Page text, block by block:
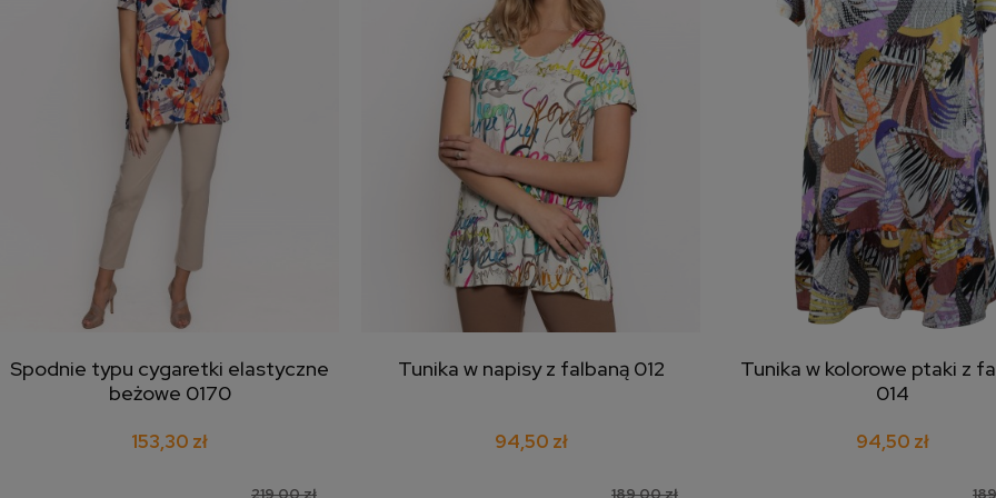
dodaj do koszyka
Spodnie typu cygaretki elastyczne
beżowe 0170
219,00 zł
153,30 zł
dodaj do koszyka
Tunika w napisy z falbaną 012
189,00 zł
94,50 zł
dodaj do koszyka
Tunika w kolorowe ptaki z
014
94,50 zł